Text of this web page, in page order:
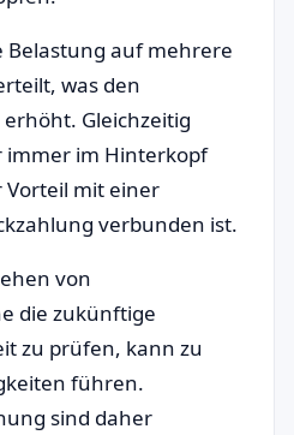
Belastung auf mehrere
was den
Gleichzeitig
im Hinterkopf
Vorteil mit einer
verbunden ist.
von
die zukünftige
zu prüfen, kann zu
führen.
sind daher